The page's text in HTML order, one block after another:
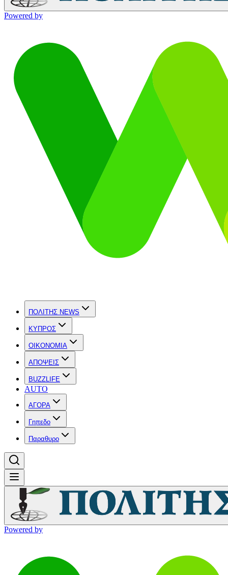
Powered by
ΠΟΛΙΤΗΣ NEWS
ΚΥΠΡΟΣ
OIKONOMIA
ΑΠΟΨΕΙΣ
BUZZLIFE
AUTO
ΑΓΟΡΑ
Γηπεδο
Παραθυρο
Powered by